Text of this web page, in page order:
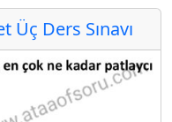
Ders Sınavı